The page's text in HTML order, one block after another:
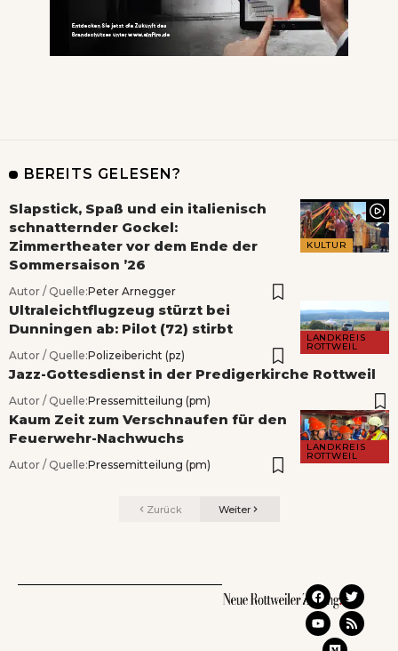
BEREITS GELESEN?
KULTUR
Slapstick, Spaß und ein italienisch
schnatternder Gockel:
Zimmertheater vor dem Ende der
Sommersaison ’26
Autor / Quelle:Peter Arnegger
LANDKREIS
ROTTWEIL
Ultraleichtflugzeug stürzt bei
Dunningen ab: Pilot (72) stirbt
Autor / Quelle:Polizeibericht (pz)
Jazz-Gottesdienst in der Predigerkirche Rottweil
Autor / Quelle:Pressemitteilung (pm)
LANDKREIS
ROTTWEIL
Kaum Zeit zum Verschnaufen für den
Feuerwehr-Nachwuchs
Autor / Quelle:Pressemitteilung (pm)
Zurück Weiter